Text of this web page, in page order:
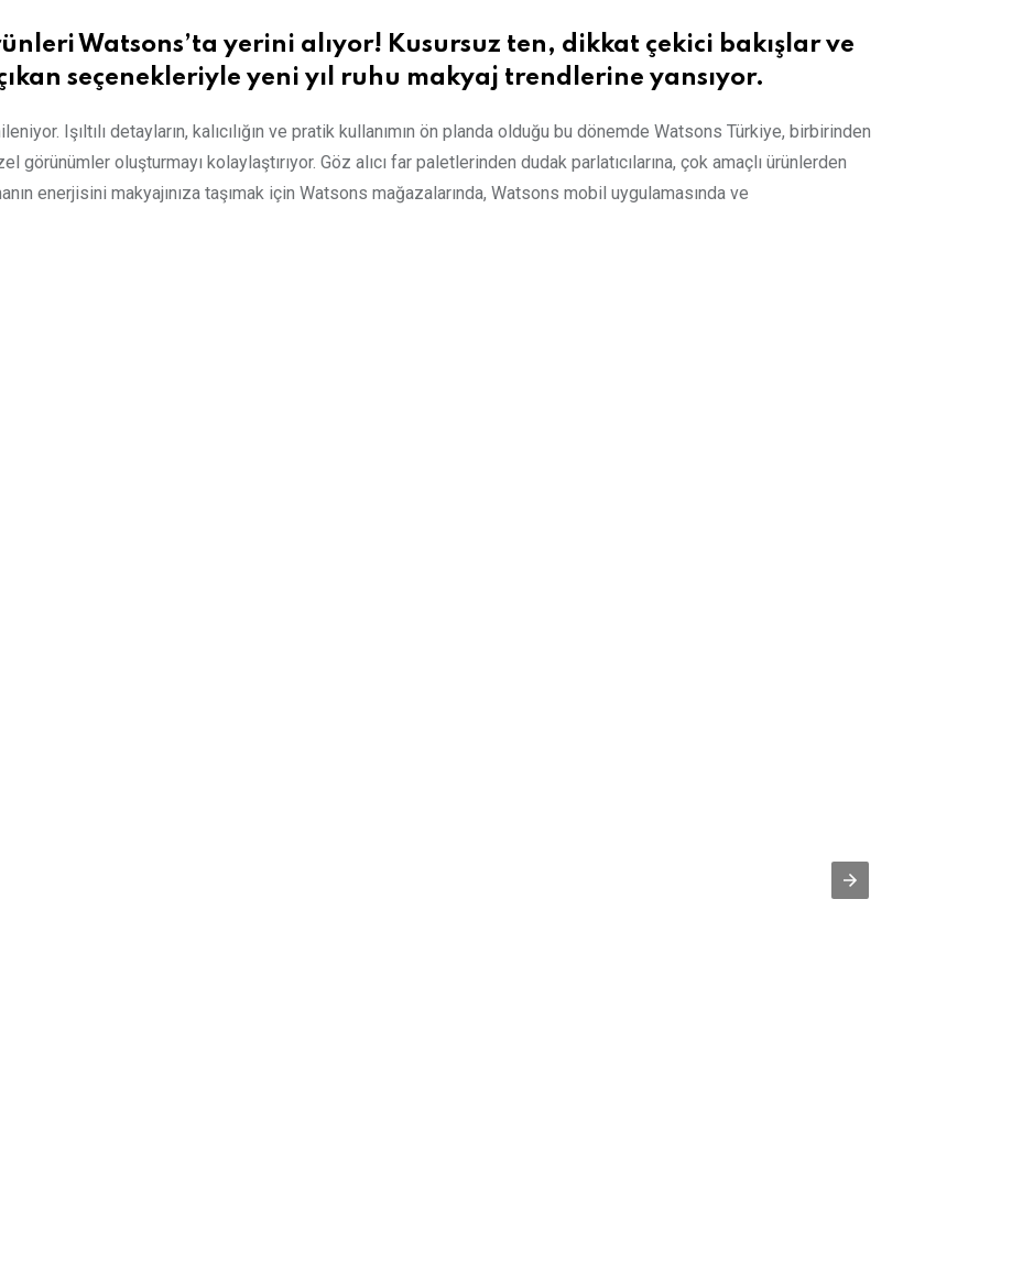
Watsons’ta yerini alıyor! Kusursuz ten, dikkat çekici bakışlar ve
çıkan seçenekleriyle yeni yıl ruhu makyaj trendlerine yansıyor.
Işıltılı detayların, kalıcılığın ve pratik kullanımın ön planda olduğu bu dönemde Watsons Türkiye, birbirinden
görünümler oluşturmayı kolaylaştırıyor. Göz alıcı far paletlerinden dudak parlatıcılarına, çok amaçlı ürünlerden
enerjisini makyajınıza taşımak için Watsons mağazalarında, Watsons mobil uygulamasında ve